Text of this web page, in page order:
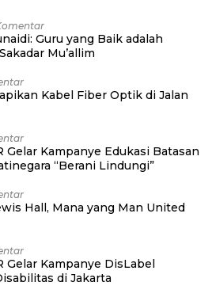
Guru yang Baik adalah
Mu’allim
Kabel Fiber Optik di Jalan
Gelar Kampanye Edukasi Batasan
“Berani Lindungi”
Hall, Mana yang Man United
Gelar Kampanye DisLabel
di Jakarta